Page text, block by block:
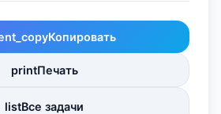
Копировать
printПечать
listВсе задачи